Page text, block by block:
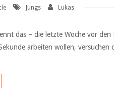
Jungs Lukas
das – die letzte Woche vor
arbeiten wollen, versuchen